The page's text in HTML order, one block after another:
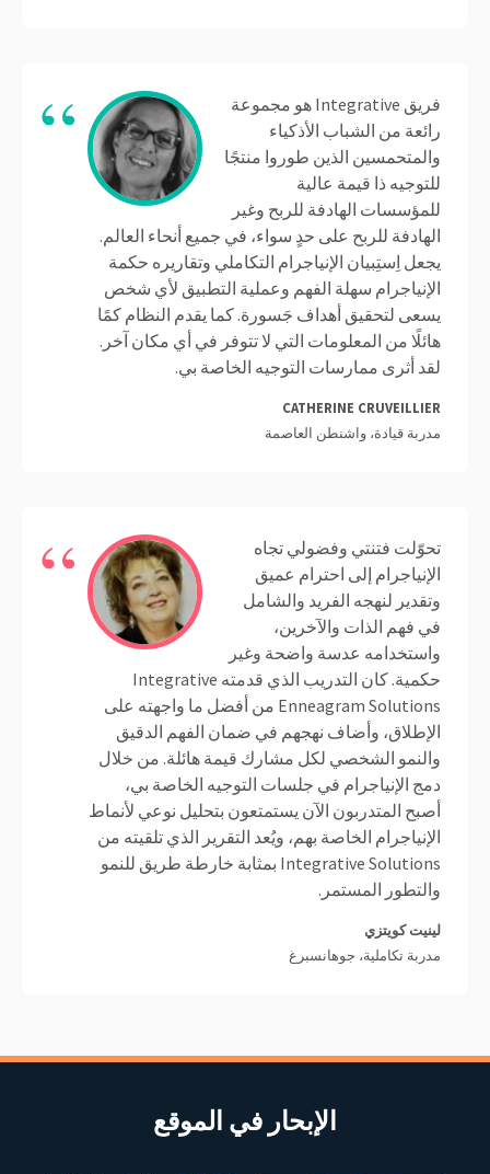
فريق Integrative هو مجموعة
رائعة من الشباب الأذكياء
والمتحمسين الذين طوروا منتجًا
للتوجيه ذا قيمة عالية
للمؤسسات الهادفة للربح وغير
الهادفة للربح على حدٍ سواء، في جميع أنحاء العالم.
يجعل اِستِبيان الإنياجرام التكاملي وتقاريره حكمة
الإنياجرام سهلة الفهم وعملية التطبيق لأي شخص
يسعى لتحقيق أهداف جَسورة. كما يقدم النظام كمًا
هائلًا من المعلومات التي لا تتوفر في أي مكان آخر.
لقد أثرى ممارسات التوجيه الخاصة بي.
CATHERINE CRUVEILLIER
مدربة قيادة، واشنطن العاصمة
تحوّلت فتنتي وفضولي تجاه
الإنياجرام إلى احترام عميق
وتقدير لنهجه الفريد والشامل
في فهم الذات والآخرين،
واستخدامه عدسة واضحة وغير
حكمية. كان التدريب الذي قدمته Integrative
Enneagram Solutions من أفضل ما واجهته على
الإطلاق، وأضاف نهجهم في ضمان الفهم الدقيق
والنمو الشخصي لكل مشارك قيمة هائلة. من خلال
دمج الإنياجرام في جلسات التوجيه الخاصة بي،
أصبح المتدربون الآن يستمتعون بتحليل نوعي لأنماط
الإنياجرام الخاصة بهم، ويُعد التقرير الذي تلقيته من
Integrative Solutions بمثابة خارطة طريق للنمو
والتطور المستمر.
لينيت كويتزي
مدربة تكاملية، جوهانسبرغ
الإبحار في الموقع